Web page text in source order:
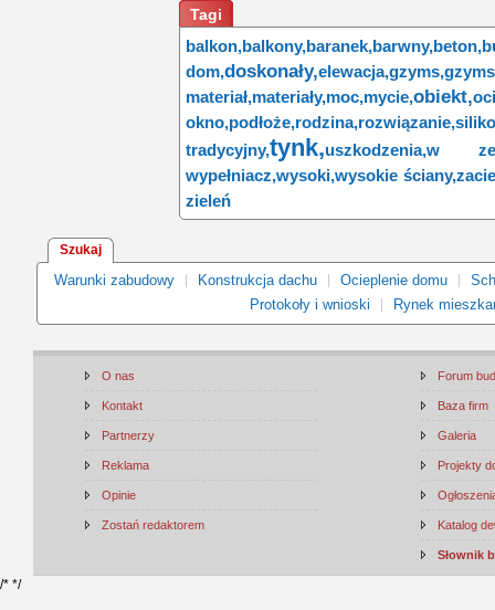
Tagi
balkon,balkony,baranek,barwny,beton,
dom,doskonały,elewacja,gzyms,
materiał,materiały,moc,mycie,obiekt,
okno,podłoże,rodzina,rozwiązanie,
tradycyjny,tynk,uszkodzenia,w
wypełniacz,wysoki,wysokie ściany,
zieleń
Szukaj
Warunki zabudowy Konstrukcja dachu Ocieplenie domu
Protokoły i wnioski
Rynek
O nas
Kontakt
Partnerzy
Reklama
Opinie
Zostań redaktorem
Forum
Baza firm
Galeria
Projekty
Katalog
Słownik
/* */